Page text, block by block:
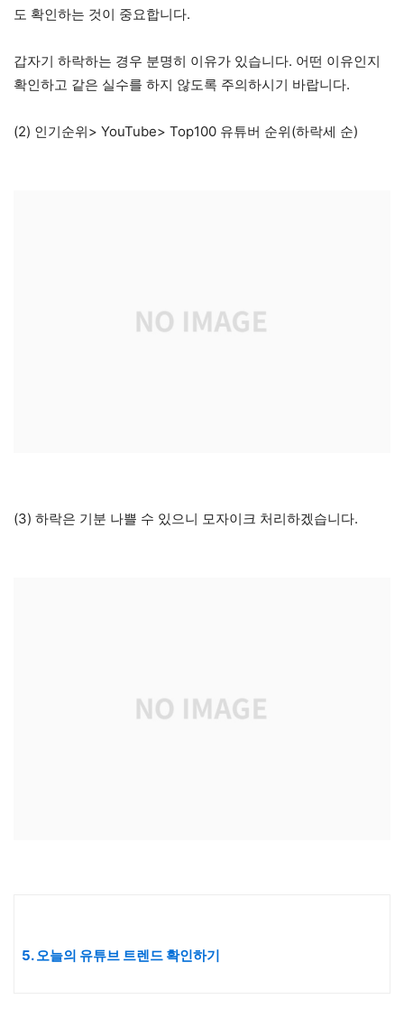
도 확인하는 것이 중요합니다.
갑자기 하락하는 경우 분명히 이유가 있습니다. 어떤 이유인지
확인하고 같은 실수를 하지 않도록 주의하시기 바랍니다.
(2) 인기순위> YouTube> Top100 유튜버 순위(하락세 순)
(3) 하락은 기분 나쁠 수 있으니 모자이크 처리하겠습니다.
5. 오늘의 유튜브 트렌드 확인하기